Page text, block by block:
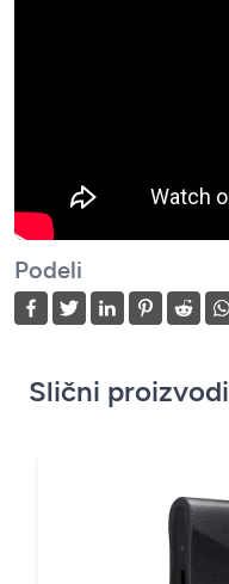
Podeli
Slični proizvodi